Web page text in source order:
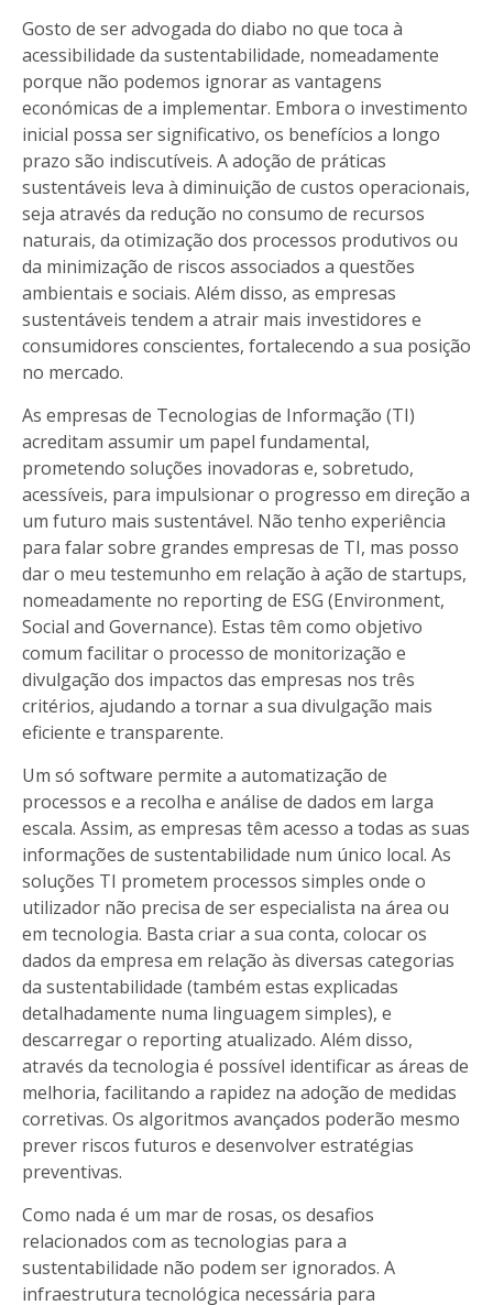
Gosto de ser advogada do diabo no que toca à
acessibilidade da sustentabilidade, nomeadamente
porque não podemos ignorar as vantagens
económicas de a implementar. Embora o investimento
inicial possa ser significativo, os benefícios a longo
prazo são indiscutíveis. A adoção de práticas
sustentáveis leva à diminuição de custos operacionais,
seja através da redução no consumo de recursos
naturais, da otimização dos processos produtivos ou
da minimização de riscos associados a questões
ambientais e sociais. Além disso, as empresas
sustentáveis tendem a atrair mais investidores e
consumidores conscientes, fortalecendo a sua posição
no mercado.
As empresas de Tecnologias de Informação (TI)
acreditam assumir um papel fundamental,
prometendo soluções inovadoras e, sobretudo,
acessíveis, para impulsionar o progresso em direção a
um futuro mais sustentável. Não tenho experiência
para falar sobre grandes empresas de TI, mas posso
dar o meu testemunho em relação à ação de startups,
nomeadamente no reporting de ESG (Environment,
Social and Governance). Estas têm como objetivo
comum facilitar o processo de monitorização e
divulgação dos impactos das empresas nos três
critérios, ajudando a tornar a sua divulgação mais
eficiente e transparente.
Um só software permite a automatização de
processos e a recolha e análise de dados em larga
escala. Assim, as empresas têm acesso a todas as suas
informações de sustentabilidade num único local. As
soluções TI prometem processos simples onde o
utilizador não precisa de ser especialista na área ou
em tecnologia. Basta criar a sua conta, colocar os
dados da empresa em relação às diversas categorias
da sustentabilidade (também estas explicadas
detalhadamente numa linguagem simples), e
descarregar o reporting atualizado. Além disso,
através da tecnologia é possível identificar as áreas de
melhoria, facilitando a rapidez na adoção de medidas
corretivas. Os algoritmos avançados poderão mesmo
prever riscos futuros e desenvolver estratégias
preventivas.
Como nada é um mar de rosas, os desafios
relacionados com as tecnologias para a
sustentabilidade não podem ser ignorados. A
infraestrutura tecnológica necessária para